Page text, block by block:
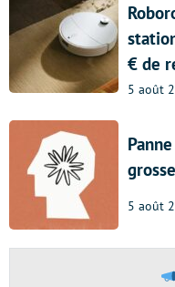
€ de
5 août
5 août